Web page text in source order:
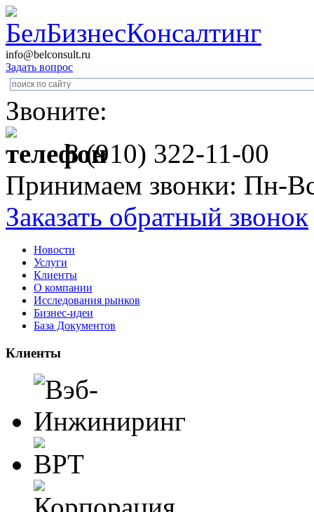
info@belconsult.ru
Задать вопрос
Звоните:
8 (910) 322-11-00
Принимаем звонки: Пн-
Заказать обратный звонок
Новости
Услуги
Клиенты
О компании
Исследования рынков
Бизнес-идеи
База Документов
Клиенты